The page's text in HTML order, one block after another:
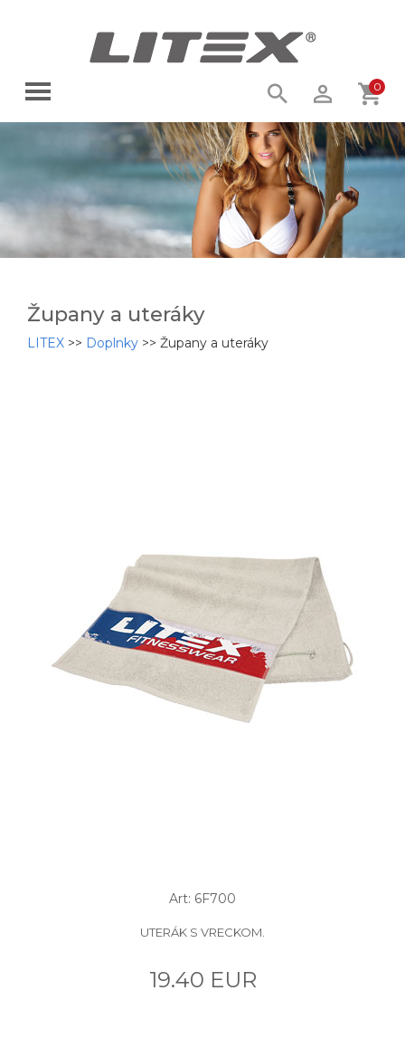
0
Župany a uteráky
LITEX >> Doplnky >> Župany a uteráky
Art: 6F700
UTERÁK S VRECKOM.
19.40 EUR